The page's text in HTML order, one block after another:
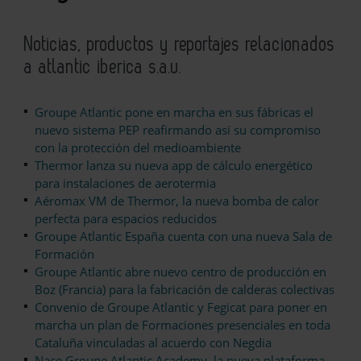
Noticias, productos y reportajes relacionados
a atlantic iberica s.a.u.
Groupe Atlantic pone en marcha en sus fábricas el
nuevo sistema PEP reafirmando así su compromiso
con la protección del medioambiente
Thermor lanza su nueva app de cálculo energético
para instalaciones de aerotermia
Aéromax VM de Thermor, la nueva bomba de calor
perfecta para espacios reducidos
Groupe Atlantic España cuenta con una nueva Sala de
Formación
Groupe Atlantic abre nuevo centro de producción en
Boz (Francia) para la fabricación de calderas colectivas
Convenio de Groupe Atlantic y Fegicat para poner en
marcha un plan de Formaciones presenciales en toda
Cataluña vinculadas al acuerdo con Negdia